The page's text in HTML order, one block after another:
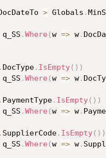
> Globals .
q_SS .Where(w => w.
. DocType. IsEmpty( ) )
q_SS .Where(w => w.
. PaymentType. IsEmpty( ) )
q_SS .Where(w => w.
. SupplierCode. IsEmpty( ) )
q_SS .Where(w => w.